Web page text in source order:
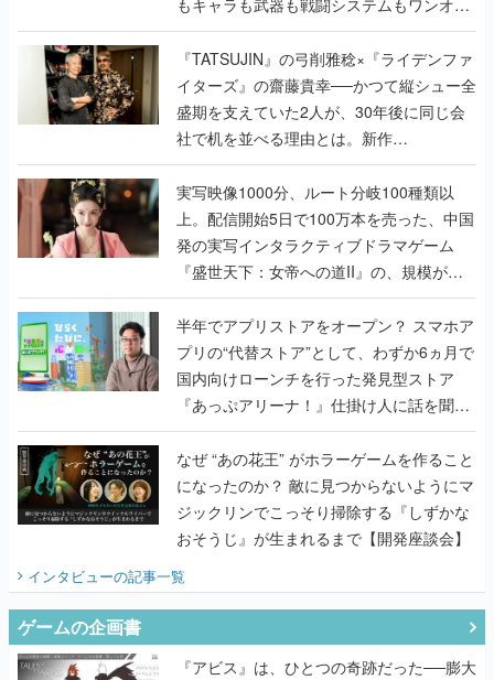
で作り込まれた理由を両ディレクターに聞
く
『TATSUJIN』の弓削雅稔×『ライデンファ
イターズ』の齋藤貴幸──かつて縦シュー全
盛期を支えていた2人が、30年後に同じ会
社で机を並べる理由とは。新作
『TATSUJIN EXTREME』で初タッグを組
んだレジェンド2人に訊く開発秘話
実写映像1000分、ルート分岐100種類以
上。配信開始5日で100万本を売った、中国
発の実写インタラクティブドラマゲーム
『盛世天下：女帝への道II』の、規模が違
うこだわりをプロデューサーに聞いた
半年でアプリストアをオープン？ スマホア
プリの“代替ストア”として、わずか6ヵ月で
国内向けローンチを行った発見型ストア
『あっぷアリーナ！』仕掛け人に話を聞い
てみた
なぜ “あの花王” がホラーゲームを作ること
になったのか？ 敵に見つからないようにマ
ジックリンでこっそり掃除する『しずかな
おそうじ』が生まれるまで【開発座談会】
インタビューの記事一覧
ゲームの企画書
『アビス』は、ひとつの奇跡だった──膨大